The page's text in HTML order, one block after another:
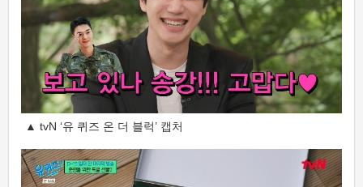
▲ tvN ‘유 퀴즈 온 더 블럭’ 캡처